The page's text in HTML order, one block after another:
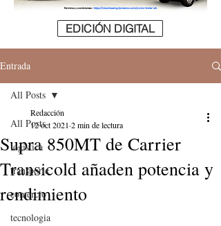
EDICIÓN DIGITAL
Entrada
All Posts
logistica
transporte
comercio
tecnologia
All Posts
Supra 850MT de Carrier
Transicold añaden potencia y
rendimiento
Redacción
12 oct 2021 2 min de lectura